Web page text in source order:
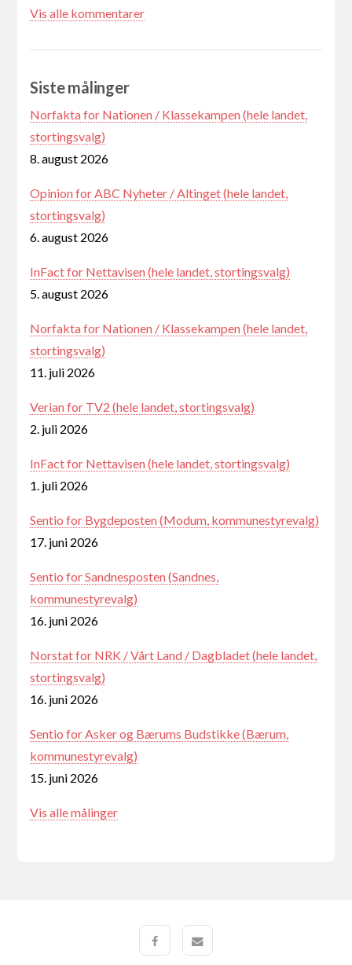
Vis alle kommentarer
Siste målinger
Norfakta for Nationen / Klassekampen (hele landet,
stortingsvalg)
8. august 2026
Opinion for ABC Nyheter / Altinget (hele landet,
stortingsvalg)
6. august 2026
InFact for Nettavisen (hele landet, stortingsvalg)
5. august 2026
Norfakta for Nationen / Klassekampen (hele landet,
stortingsvalg)
11. juli 2026
Verian for TV2 (hele landet, stortingsvalg)
2. juli 2026
InFact for Nettavisen (hele landet, stortingsvalg)
1. juli 2026
Sentio for Bygdeposten (Modum, kommunestyrevalg)
17. juni 2026
Sentio for Sandnesposten (Sandnes,
kommunestyrevalg)
16. juni 2026
Norstat for NRK / Vårt Land / Dagbladet (hele landet,
stortingsvalg)
16. juni 2026
Sentio for Asker og Bærums Budstikke (Bærum,
kommunestyrevalg)
15. juni 2026
Vis alle målinger